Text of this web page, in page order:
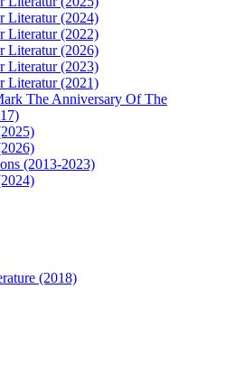
Literatur(2024)
Literatur(2022)
Literatur(2026)
Literatur(2023)
Literatur(2021)
The Anniversary Of The
(2013-2023)
(2018)